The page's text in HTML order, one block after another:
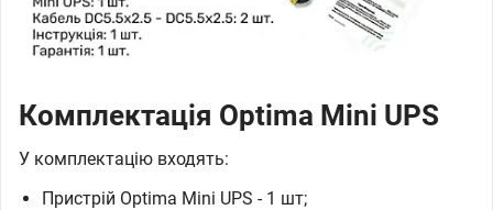
Комплектація Optima Mini UPS
У комплектацію входять:
Пристрій Optima Mini UPS - 1 шт;